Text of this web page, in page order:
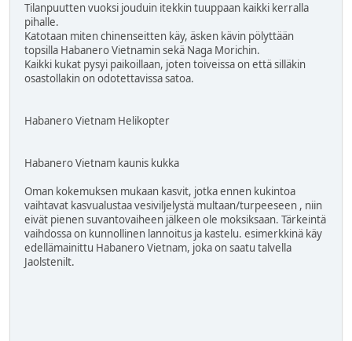
Tilanpuutten vuoksi jouduin itekkin tuuppaan kaikki kerralla
pihalle.
Katotaan miten chinenseitten käy, äsken kävin pölyttään
topsilla Habanero Vietnamin sekä Naga Morichin.
Kaikki kukat pysyi paikoillaan, joten toiveissa on että silläkin
osastollakin on odotettavissa satoa.
Habanero Vietnam Helikopter
Habanero Vietnam kaunis kukka
Oman kokemuksen mukaan kasvit, jotka ennen kukintoa
vaihtavat kasvualustaa vesiviljelystä multaan/turpeeseen , niin
eivät pienen suvantovaiheen jälkeen ole moksiksaan. Tärkeintä
vaihdossa on kunnollinen lannoitus ja kastelu. esimerkkinä käy
edellämainittu Habanero Vietnam, joka on saatu talvella
Jaolstenilt.